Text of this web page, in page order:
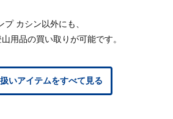
プ カシン以外にも、
用品の買い取りが可能です。
いアイテムをすべて見る